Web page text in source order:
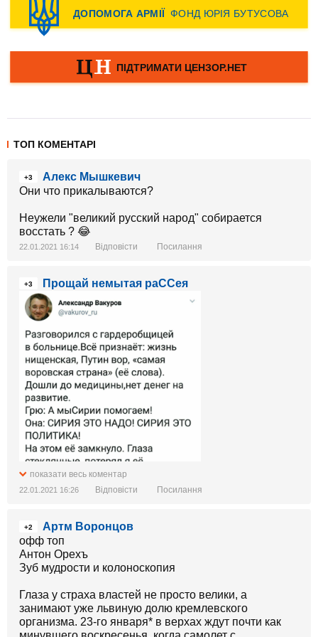
ТОП КОМЕНТАРІ
+3
Алекс Мышкевич
Они что прикалываются?
Неужели "великий русский народ" собирается
восстать ? 😂
22.01.2021 16:14 Відповісти Посилання
+3 Прощай немытая раССея
показати весь коментар
22.01.2021 16:26 Відповісти Посилання
+2
Артм Воронцов
офф топ
Антон Орехъ
Зуб мудрости и колоноскопия
Глаза у страха властей не просто велики, а
занимают уже львиную долю кремлевского
организма. 23-го января* в верхах ждут почти как